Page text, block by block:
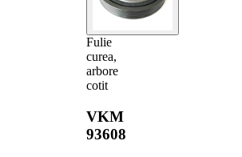
Fulie
curea,
arbore
cotit
VKM
93608